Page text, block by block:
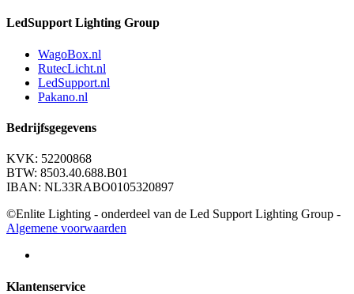
LedSupport Lighting Group
WagoBox.nl
RutecLicht.nl
LedSupport.nl
Pakano.nl
Bedrijfsgegevens
KVK: 52200868
BTW: 8503.40.688.B01
IBAN: NL33RABO0105320897
©Enlite Lighting - onderdeel van de Led Support Lighting Group -
Algemene voorwaarden
Klantenservice